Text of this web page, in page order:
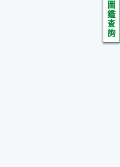
圖
鑑
查
詢